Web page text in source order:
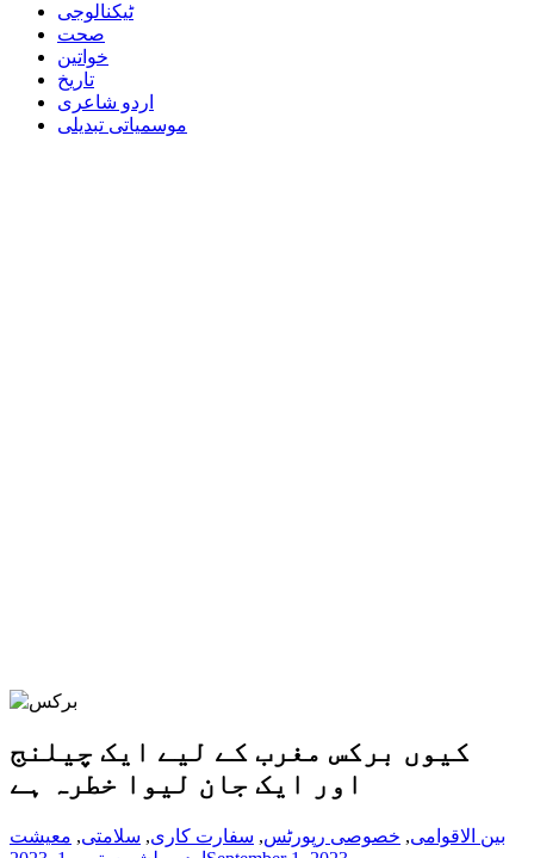
ٹیکنالوجی
صحت
خواتین
تاریخ
اردو شاعری
موسمیاتی تبدیلی
کیوں برکس مغرب کے لیے ایک چیلنج
اور ایک جان لیوا خطرہ ہے
بین الاقوامی, خصوصی رپورٹس, سفارت کاری, سلامتی, معیشت